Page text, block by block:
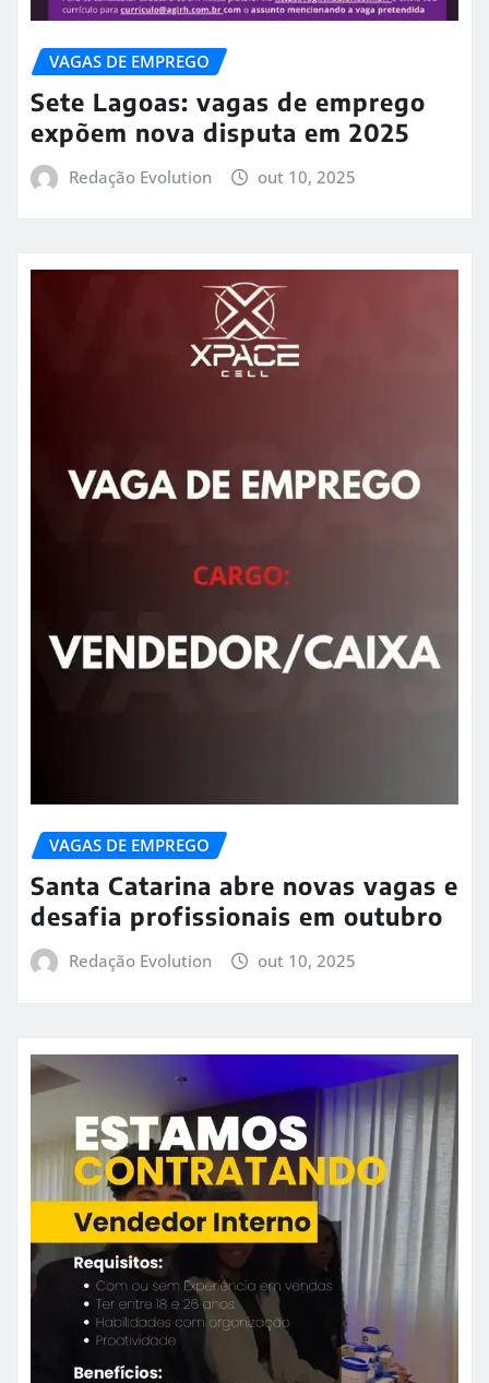
VAGAS DE EMPREGO
Sete Lagoas: vagas de emprego
expõem nova disputa em 2025
Redação Evolution out 10, 2025
VAGAS DE EMPREGO
Santa Catarina abre novas vagas e
desafia profissionais em outubro
Redação Evolution out 10, 2025